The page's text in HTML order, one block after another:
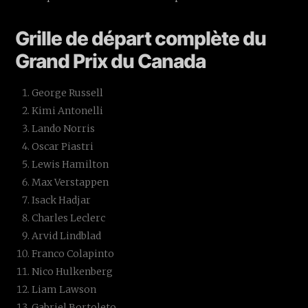
Grille de départ complète du
Grand Prix du Canada
George Russell
Kimi Antonelli
Lando Norris
Oscar Piastri
Lewis Hamilton
Max Verstappen
Isack Hadjar
Charles Leclerc
Arvid Lindblad
Franco Colapinto
Nico Hulkenberg
Liam Lawson